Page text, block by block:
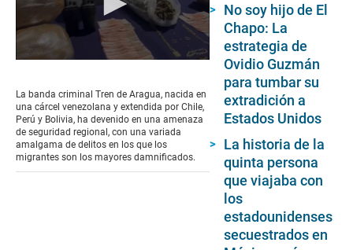
of
1
minute,
8
seconds
La banda criminal Tren de Aragua, nacida en
una cárcel venezolana y extendida por Chile,
Perú y Bolivia, ha devenido en una amenaza
de seguridad regional, con una variada
amalgama de delitos en los que los
migrantes son los mayores damnificados.
No soy hijo de El
Chapo: La
estrategia de
Ovidio Guzmán
para tumbar su
extradición a
Estados Unidos
La historia de la
quinta persona
que viajaba con
los
estadounidenses
secuestrados en